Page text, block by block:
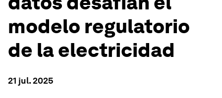
modelo regulatorio
de la electricidad
21 jul. 2025